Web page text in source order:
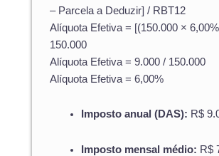
– Parcela a Deduzir] / RBT12
Alíquota Efetiva = [(150.000 ×
150.000
Alíquota Efetiva = 9.000 / 150.000
Alíquota Efetiva = 6,00%
Imposto anual (DAS): R$
Imposto mensal médio: R$